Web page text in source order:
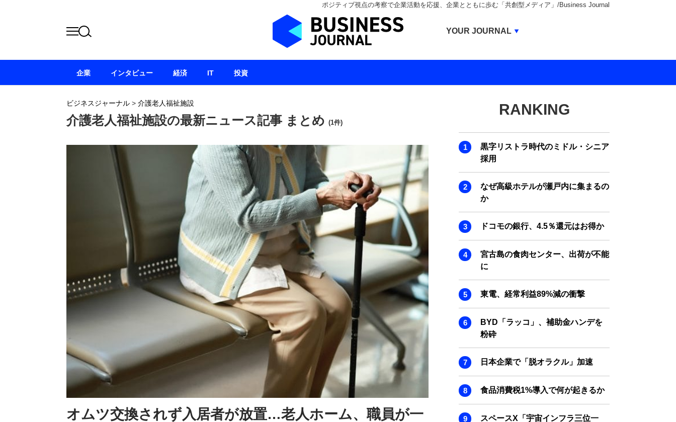
ポジティブ視点の考察で企業活動を応援、企業とともに歩む「共創型メディア」/Business Journal
ビジネスジャーナル > 介護老人福祉施設
介護老人福祉施設の最新ニュース記事 まとめ (1件)
オムツ交換されず入居者が放置…老人ホーム、職員が一
RANKING
黒字リストラ時代のミドル・シニア
採用
なぜ高級ホテルが瀬戸内に集まるの
か
ドコモの銀行、4.5％還元はお得か
宮古島の食肉センター、出荷が不能
に
東電、経常利益89%減の衝撃
BYD「ラッコ」、補助金ハンデを
粉砕
日本企業で「脱オラクル」加速
食品消費税1%導入で何が起きるか
スペースX「宇宙インフラ三位一
企業 インタビュー 経済 IT 投資
YOUR JOURNAL
BUSINESS JOURNAL
IVS JOURNAL
ENERGY MANAGEMENT JOURNAL
INBOUND JOURNAL
LIFE ENDING JOURNAL
AI JOURNAL
SMART MARKETING JOURNAL
ADOPTABLE DOG JOURNAL